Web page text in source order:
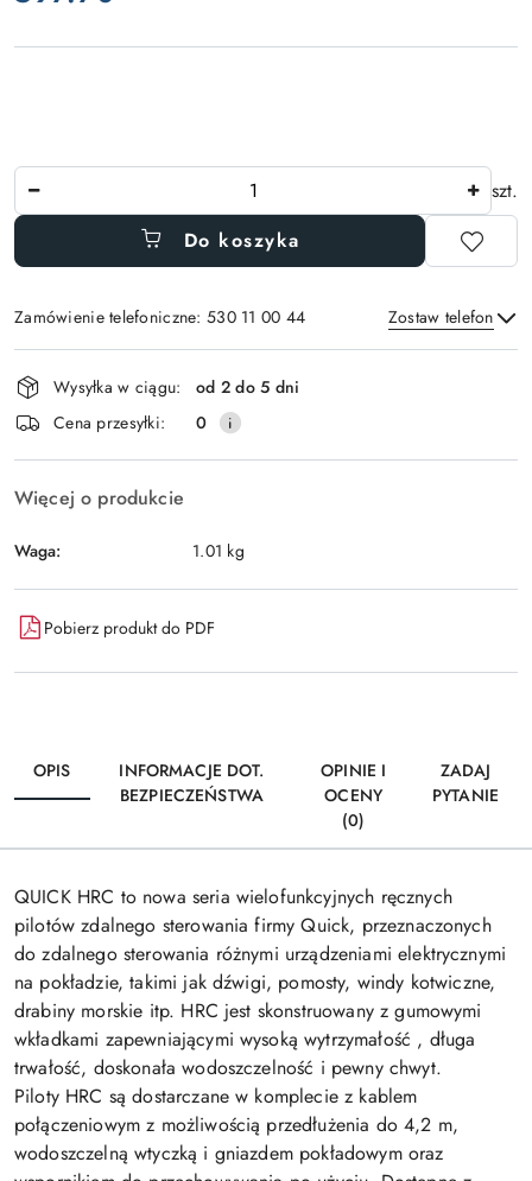
szt.
Do koszyka
Zamówienie telefoniczne: 530 11 00 44 Zostaw telefon
Wyślij
Dostępność
i
dostawa
Wysyłka w ciągu:
od 2 do 5 dni
Cena przesyłki:
0
Więcej o produkcie
Waga: 1.01 kg
Pobierz produkt do PDF
OPIS
INFORMACJE DOT.
BEZPIECZEŃSTWA
OPINIE I
OCENY
(0)
ZADAJ
PYTANIE
QUICK HRC to nowa seria wielofunkcyjnych ręcznych
pilotów zdalnego sterowania firmy Quick, przeznaczonych
do zdalnego sterowania różnymi urządzeniami elektrycznymi
na pokładzie, takimi jak dźwigi, pomosty, windy kotwiczne,
drabiny morskie itp. HRC jest skonstruowany z gumowymi
wkładkami zapewniającymi wysoką wytrzymałość , długa
trwałość, doskonała wodoszczelność i pewny chwyt.
Piloty HRC są dostarczane w komplecie z kablem
połączeniowym z możliwością przedłużenia do 4,2 m,
wodoszczelną wtyczką i gniazdem pokładowym oraz